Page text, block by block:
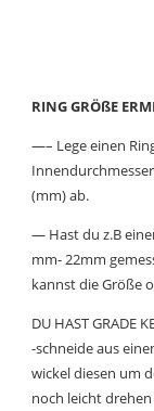
RING GRÖßE
—– Lege einen
(mm) ab.
— Hast du z.B
mm- 22mm
kannst die Größe
DU HAST GRADE
-schneide aus
wickel diesen um
noch leicht drehen